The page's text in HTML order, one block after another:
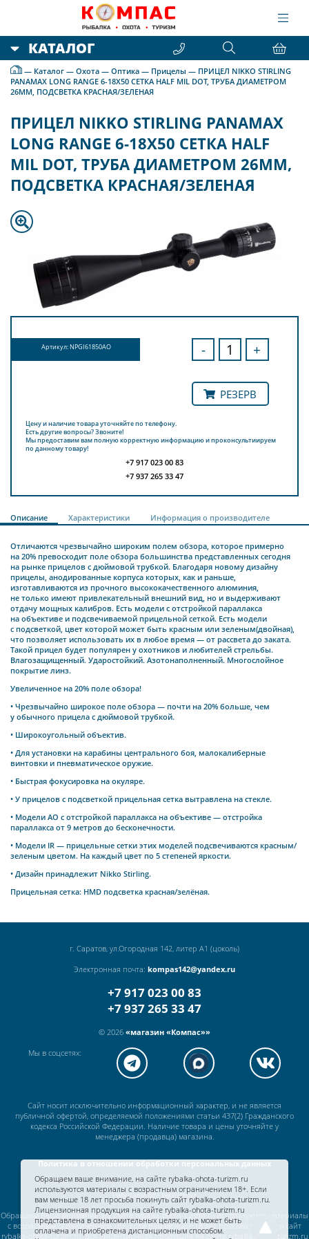
КАТАЛОГ
— Каталог — Охота — Оптика — Прицелы — ПРИЦЕЛ NIKKO STIRLING
PANAMAX LONG RANGE 6-18X50 СЕТКА HALF MIL DOT, ТРУБА ДИАМЕТРОМ
26ММ, ПОДСВЕТКА КРАСНАЯ/ЗЕЛЕНАЯ
ПРИЦЕЛ NIKKO STIRLING PANAMAX
LONG RANGE 6-18X50 СЕТКА HALF
MIL DOT, ТРУБА ДИАМЕТРОМ 26ММ,
ПОДСВЕТКА КРАСНАЯ/ЗЕЛЕНАЯ
Артикул: NPGI61850AO - +
РЕЗЕРВ
Цену и наличие товара уточняйте по телефону.
Есть другие вопросы? Звоните!
Мы предоставим вам полную корректную информацию и проконсультиируем
по данному товару!
+7 917 023 00 83
+7 937 265 33 47
Описание Характеристики Информация о производителе
Отличаются чрезвычайно широким полем обзора, которое примерно
на 20% превосходит поле обзора большинства представленных сегодня
на рынке прицелов с дюймовой трубкой. Благодаря новому дизайну
прицелы, анодированные корпуса которых, как и раньше,
изготавливаются из прочного высококачественного алюминия,
не только имеют привлекательный внешний вид, но и выдерживают
отдачу мощных калибров. Есть модели с отстройкой параллакса
на объективе и подсвечиваемой прицельной сеткой. Есть модели
с подсветкой, цвет которой может быть красным или зеленым(двойная),
что позволяет использовать их в любое время — от рассвета до заката.
Такой прицел будет популярен у охотников и любителей стрельбы.
Влагозащищенный. Ударостойкий. Азотонаполненный. Многослойное
покрытие линз.
Увеличенное на 20% поле обзора!
• Чрезвычайно широкое поле обзора — почти на 20% больше, чем
у обычного прицела с дюймовой трубкой.
• Широкоугольный объектив.
• Для установки на карабины центрального боя, малокалиберные
винтовки и пневматическое оружие.
• Быстрая фокусировка на окуляре.
• У прицелов с подсветкой прицельная сетка вытравлена на стекле.
• Модели АО с отстройкой параллакса на объективе — отстройка
параллакса от 9 метров до бесконечности.
• Модели IR — прицельные сетки этих моделей подсвечиваются красным/
зеленым цветом. На каждый цвет по 5 степеней яркости.
• Дизайн принадлежит Nikko Stirling.
Прицельная сетка: HMD подсветка красная/зелёная.
г. Саратов, ул.Огородная 142, литер А1 (цоколь)
Электронная почта: kompas142@yandex.ru
+7 917 023 00 83
+7 937 265 33 47
© 2026 «магазин «Компас»»
Мы в соцсетях:
Сайт носит исключительно информационный характер, и не является
публичной офертой, определяемой положениями статьи 437(2) Гражданского
кодекса Российской Федерации. Наличие товара и цены уточняйте у
менеджера (продавца) магазина.
Политика в отношении обработки персональных данных
Работаем без выходных
Обращаем Ваше внимание, на сайте rybalka-ohota-turizm.ru используются материалы
с возрастным ограничением 18+. Если Вам меньше 18 лет просьба покинуть сайт
rybalka-ohota-turizm.ru. Вся лицензионная продукция на сайте rybalka-ohota-turizm.ru
Обращаем ваше внимание, на сайте rybalka-ohota-turizm.ru
используются материалы с возрастным ограничением 18+. Если
вам меньше 18 лет просьба покинуть сайт rybalka-ohota-turizm.ru.
Лицензионная продукция на сайте rybalka-ohota-turizm.ru
представлена в ознакомительных целях, и не может быть
оплачена и приобретена дистанционным способом.